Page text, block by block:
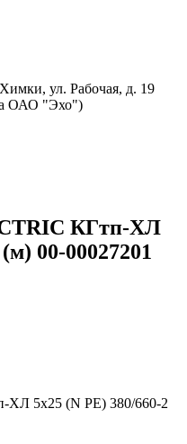
ул. Рабочая, д. 19
ОАО "Эхо")
КГтп-ХЛ
00-00027201
5х25 (N PE) 380/660-2